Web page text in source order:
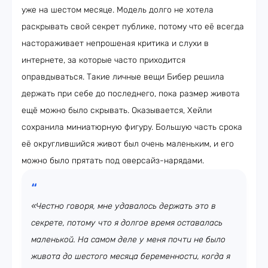
уже на шестом месяце. Модель долго не хотела
раскрывать свой секрет публике, потому что её всегда
настораживает непрошеная критика и слухи в
интернете, за которые часто приходится
оправдываться. Такие личные вещи Бибер решила
держать при себе до последнего, пока размер живота
ещё можно было скрывать. Оказывается, Хейли
сохранила миниатюрную фигуру. Большую часть срока
её округлившийся живот был очень маленьким, и его
можно было прятать под оверсайз-нарядами.
«Честно говоря, мне удавалось держать это в
секрете, потому что я долгое время оставалась
маленькой. На самом деле у меня почти не было
живота до шестого месяца беременности, когда я